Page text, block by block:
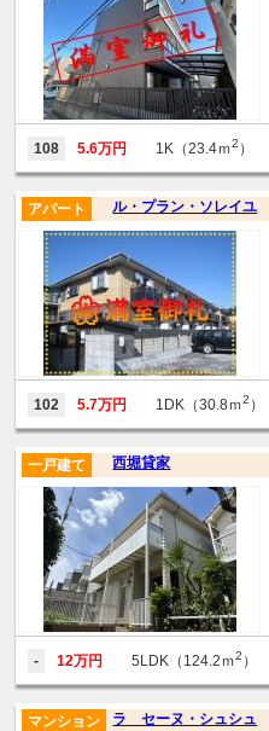
108 5.6万円 1K（23.4ｍ2 ）
ル・プラン・ソレイユ
アパート
102 5.7万円 1DK（30.8ｍ2 ）
西堀貸家
一戸建て
- 12万円 5LDK（124.2ｍ2 ）
ラ セーヌ・シュシュ
マンション